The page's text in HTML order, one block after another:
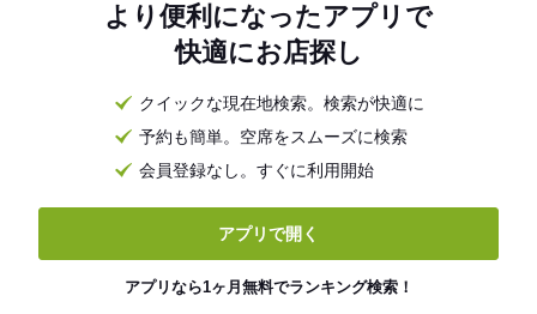
より便利になったアプリで
快適にお店探し
クイックな現在地検索。検索が快適に
予約も簡単。空席をスムーズに検索
会員登録なし。すぐに利用開始
アプリで開く
アプリなら1ヶ月無料でランキング検索！